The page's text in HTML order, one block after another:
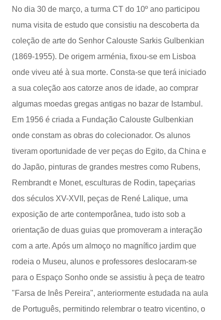
No dia 30 de março, a turma CT do 10º ano participou
numa visita de estudo que consistiu na descoberta da
coleção de arte do Senhor Calouste Sarkis Gulbenkian
(1869-1955). De origem arménia, fixou-se em Lisboa
onde viveu até à sua morte. Consta-se que terá iniciado
a sua coleção aos catorze anos de idade, ao comprar
algumas moedas gregas antigas no bazar de Istambul.
Em 1956 é criada a Fundação Calouste Gulbenkian
onde constam as obras do colecionador. Os alunos
tiveram oportunidade de ver peças do Egito, da China e
do Japão, pinturas de grandes mestres como Rubens,
Rembrandt e Monet, esculturas de Rodin, tapeçarias
dos séculos XV-XVII, peças de René Lalique, uma
exposição de arte contemporânea, tudo isto sob a
orientação de duas guias que promoveram a interação
com a arte. Após um almoço no magnífico jardim que
rodeia o Museu, alunos e professores deslocaram-se
para o Espaço Sonho onde se assistiu à peça de teatro
"Farsa de Inês Pereira", anteriormente estudada na aula
de Português, permitindo relembrar o teatro vicentino, o